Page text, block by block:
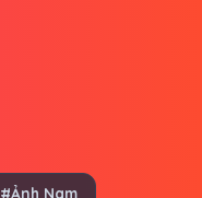
#Ảnh Nam